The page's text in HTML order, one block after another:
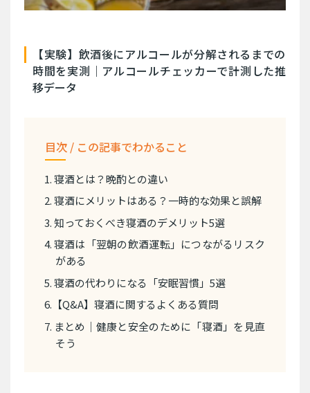
【実験】飲酒後にアルコールが分解されるまでの
時間を実測｜アルコールチェッカーで計測した推
移データ
目次 / この記事でわかること
1. 寝酒とは？晩酌との違い
2. 寝酒にメリットはある？一時的な効果と誤解
3. 知っておくべき寝酒のデメリット5選
4. 寝酒は「翌朝の飲酒運転」につながるリスク
がある
5. 寝酒の代わりになる「安眠習慣」5選
6.【Q&A】寝酒に関するよくある質問
7. まとめ｜健康と安全のために「寝酒」を見直
そう